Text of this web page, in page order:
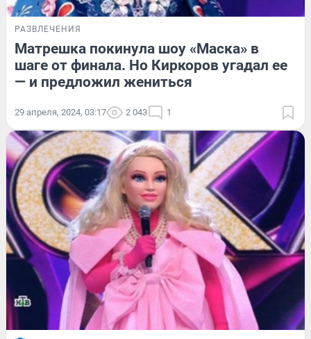
РАЗВЛЕЧЕНИЯ
Матрешка покинула шоу «Маска» в
шаге от финала. Но Киркоров угадал ее
— и предложил жениться
29 апреля, 2024, 03:17 2 043 1